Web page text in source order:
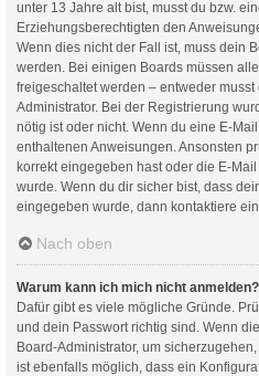
unter 13 Jahre alt bist, musst du bzw.
Erziehungsberechtigten den
Wenn dies nicht der Fall ist, muss dein
werden. Bei einigen Boards müssen
freigeschaltet werden – entweder
Administrator. Bei der Registrierung
nötig ist oder nicht. Wenn du eine E-
enthaltenen Anweisungen. Ansonsten
korrekt eingegeben hast oder die E-
wurde. Wenn du dir sicher bist, dass
eingegeben wurde, dann kontaktiere
Nach oben
Warum kann ich mich nicht anmelden?
Dafür gibt es viele mögliche Gründe.
und dein Passwort richtig sind. Wenn
Board-Administrator, um
ist ebenfalls möglich, dass ein